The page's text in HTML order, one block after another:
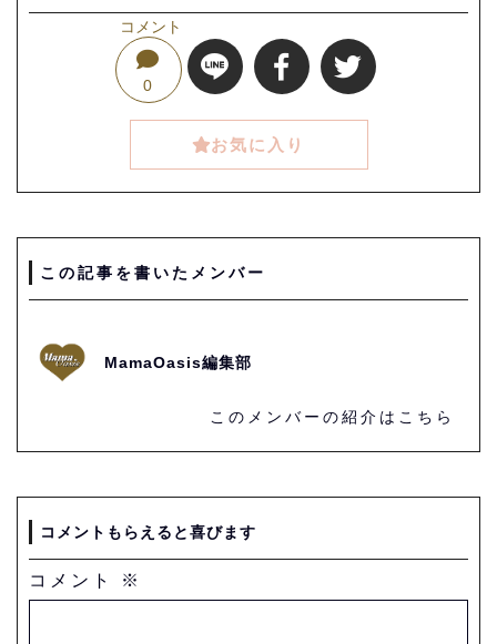
コメント
0
お気に入り
この記事を書いたメンバー
MamaOasis編集部
このメンバーの紹介はこちら
コメントもらえると喜びます
コメント ※